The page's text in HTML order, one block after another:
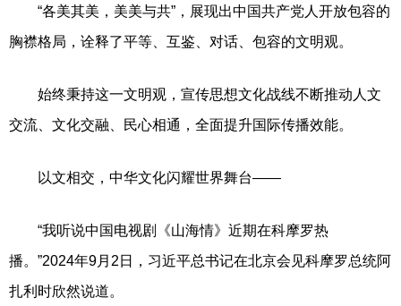
“各美其美，美美与共”，展现出中国共产党人开放包容的
胸襟格局，诠释了平等、互鉴、对话、包容的文明观。
始终秉持这一文明观，宣传思想文化战线不断推动人文
交流、文化交融、民心相通，全面提升国际传播效能。
以文相交，中华文化闪耀世界舞台——
“我听说中国电视剧《山海情》近期在科摩罗热
播。”2024年9月2日，习近平总书记在北京会见科摩罗总统阿
扎利时欣然说道。